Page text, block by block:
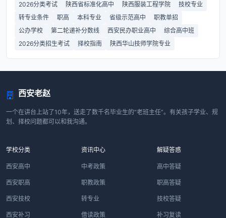
2026分类考试
陕西省标准化高中 陕西服装工程学院
技校专业
转专业条件
职高 本科专业 省级示范高中
职教单招
公办学校
第二轮递补分数线 西安民办职业高中
综合高中班
2026分类招生考试
择校指南 陕西华山技师学院专业
西安老赵
一个在讲台上站了10年，送走了数千名毕业生的“老班主任”。有关孩子学业、规
划、择校问题都可以和我沟通。
学校分类
西安高中
西安职高
西安技校
西安补习
资讯中心
中考政策
职教政策
转专业
借读政策
解疑答惑
高中答疑
职高答疑
技校答疑
补习复读